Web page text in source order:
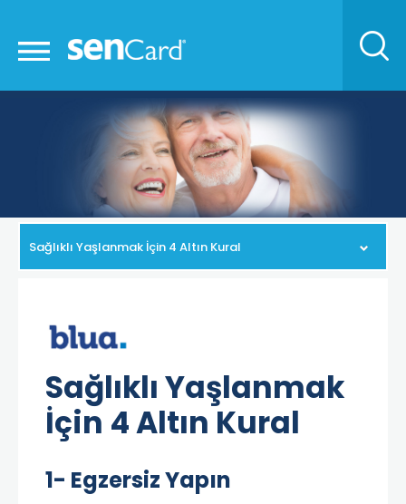
Sağlıklı Yaşlanmak İçin 4 Altın Kural
Sağlıklı Yaşlanmak
İçin 4 Altın Kural
1- Egzersiz Yapın